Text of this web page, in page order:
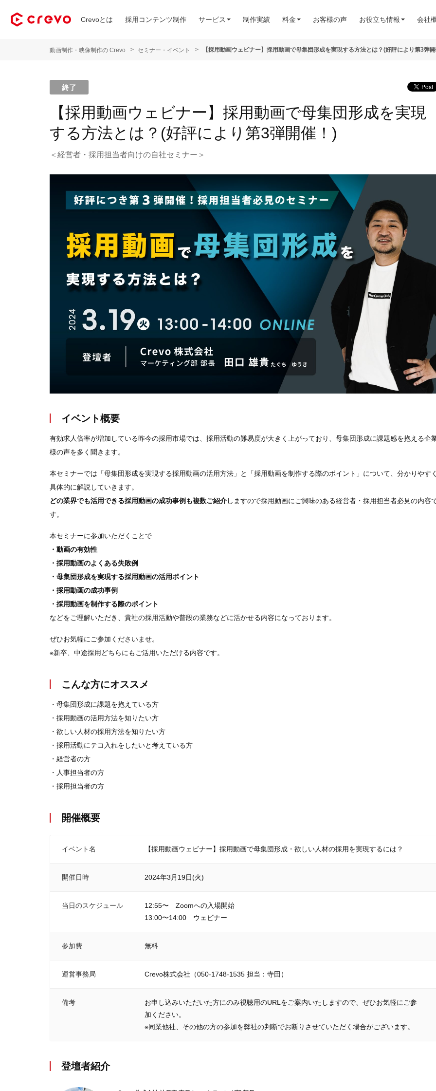
Crevoとは 採用コンテンツ制作 サービス 制作実績 料金 お客様の声 お役立ち情報 会社
動画制作・映像制作の Crevo セミナー・イベント 【採用動画ウェビナー】採用動画で母集団形成を実現する方法とは？(好評により第3弾
終了
【採用動画ウェビナー】採用動画で母集団形成を実現
する方法とは？(好評により第3弾開催！)
＜経営者・採用担当者向けの自社セミナー＞
イベント概要
有効求人倍率が増加している昨今の採用市場では、採用活動の難易度が大きく上がっており、母集団形成に課題感を抱える企
様の声を多く聞きます。
本セミナーでは「母集団形成を実現する採用動画の活用方法」と「採用動画を制作する際のポイント」について、分かりやすく
具体的に解説していきます。
どの業界でも活用できる採用動画の成功事例も複数ご紹介しますので採用動画にご興味のある経営者・採用担当者必見の内容
す。
本セミナーに参加いただくことで
・動画の有効性
・採用動画のよくある失敗例
・母集団形成を実現する採用動画の活用ポイント
・採用動画の成功事例
・採用動画を制作する際のポイント
などをご理解いただき、貴社の採用活動や普段の業務などに活かせる内容になっております。
ぜひお気軽にご参加くださいませ。
※新卒、中途採用どちらにもご活用いただける内容です。
こんな方にオススメ
・母集団形成に課題を抱えている方
・採用動画の活用方法を知りたい方
・欲しい人材の採用方法を知りたい方
・採用活動にテコ入れをしたいと考えている方
・経営者の方
・人事担当者の方
・採用担当者の方
開催概要
イベント名 【採用動画ウェビナー】採用動画で母集団形成・欲しい人材の採用を実現するには？
開催日時 2024年3月19日(火)
当日のスケジュール
12:55〜 Zoomへの入場開始
13:00〜14:00 ウェビナー
参加費 無料
運営事務局 Crevo株式会社（050-1748-1535 担当：寺田）
備考
お申し込みいただいた方にのみ視聴用のURLをご案内いたしますので、ぜひお気軽にご参
加ください。
※同業他社、その他の方の参加を弊社の判断でお断りさせていただく場合がございます。
登壇者紹介